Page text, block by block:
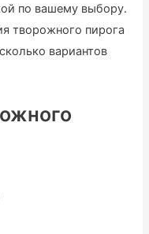
по вашему выбору.
творожного пирога
вариантов